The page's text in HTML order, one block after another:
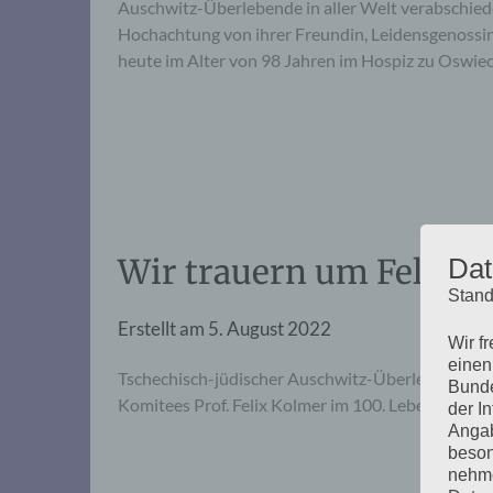
Auschwitz-Überlebende in aller Welt
Hochachtung von ihrer Freundin,
heute im Alter von 98 Jahren im Hospiz zu
Wir trauern um Felix
Erstellt am 5. August 2022
Tschechisch-jüdischer Auschwitz-Überlebender
Komitees Prof. Felix Kolmer im 100. Lebensjahr
Wir
der